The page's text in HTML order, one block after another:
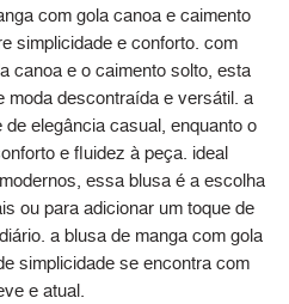
com gola canoa e caimento
simplicidade e conforto. com
canoa e o caimento solto, esta
moda descontraída e versátil. a
elegância casual, enquanto o
e fluidez à peça. ideal
essa blusa é a escolha
ou para adicionar um toque de
a blusa de manga com gola
simplicidade se encontra com
e atual.